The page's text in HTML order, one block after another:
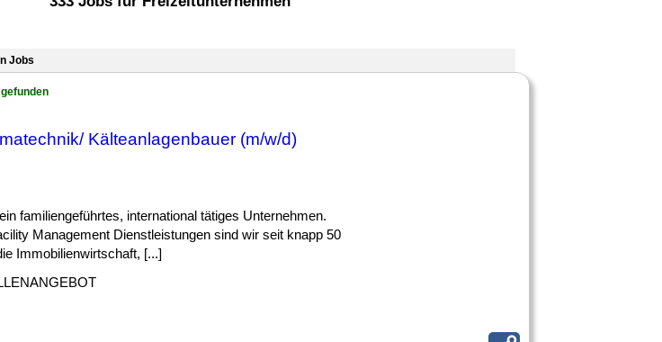
Jobs
Kälteanlagenbauer (m/w/d)
familiengeführtes, international tätiges Unternehmen.
Management Dienstleistungen sind wir seit knapp 50
Immobilienwirtschaft, [...]